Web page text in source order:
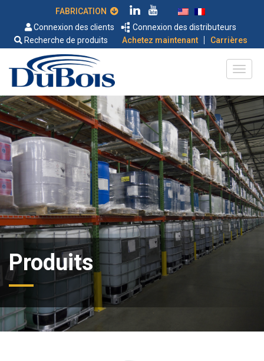
Connexion des clients
Connexion des distributeurs
Recherche de produits
Achetez maintenant | Carrières
Produits